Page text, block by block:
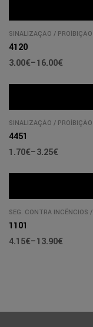
SINALIZAÇÃO / PROÍBIÇÃO
4120
3.00€–16.00€
SINALIZAÇÃO / PROÍBIÇÃO
4451
1.70€–3.25€
SEG. CONTRA INCÊNCIOS /
1101
4.15€–13.90€